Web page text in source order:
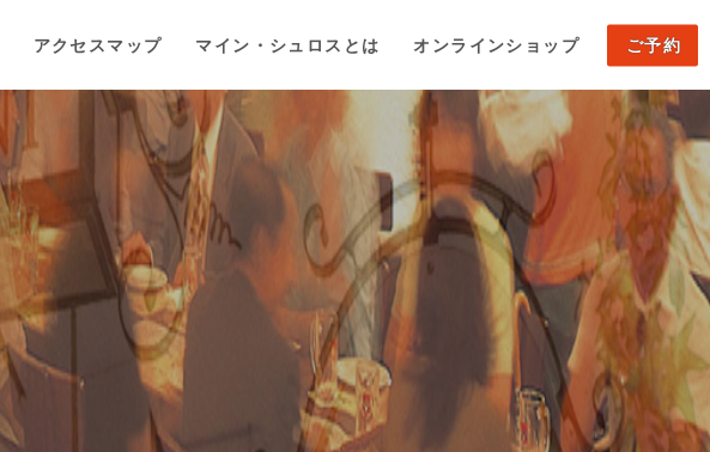
アクセスマップ マイン・シュロスとは オンラインショップ ご予約